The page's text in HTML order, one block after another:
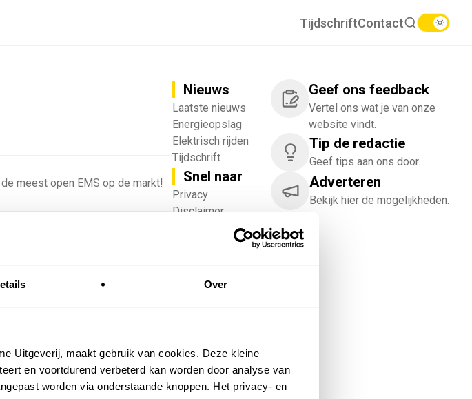
Over
Uitgeverij, maakt gebruik van cookies. Deze kleine
en voortdurend verbeterd kan worden door analyse van
worden via onderstaande knoppen. Het privacy- en
TijdschriftContact
meest open EMS op de markt!
proberen
Nieuws
Laatste nieuws
Energieopslag
Elektrisch rijden
Tijdschrift
Snel naar
Privacy
Disclaimer
Vacatures
English
Geef ons feedback
Vertel ons wat je van onze
website vindt.
Tip de redactie
Geef tips aan ons door.
Adverteren
Bekijk hier de mogelijkheden.